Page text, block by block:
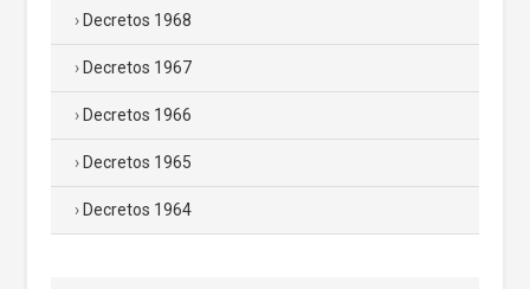
Decretos 1968
Decretos 1967
Decretos 1966
Decretos 1965
Decretos 1964